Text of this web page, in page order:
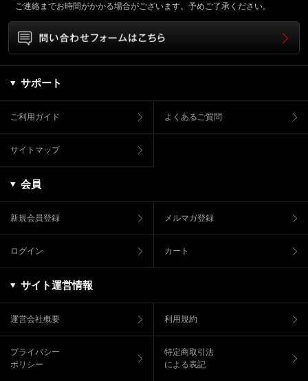
ご連絡までお時間がかかる場合がございます。予めご了承ください。
サポート
ご利用ガイド よくあるご質問
サイトマップ
会員
新規会員登録 メルマガ登録
ログイン カート
サイト運営情報
運営会社概要 利用規約
プライバシー
ポリシー
特定商取引法
による表記